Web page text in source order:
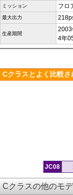
ミッション フロ
最大出力
生産期間
2003
4年
Cクラスとよく比較さ
JC08
Cクラスの他のモ